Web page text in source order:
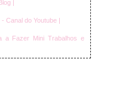
|
Canal do Youtube |
a Fazer Mini Trabalhos e